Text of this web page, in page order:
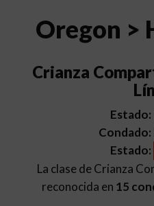
Oregon >
Crianza
Estado:
Condado:
Estado:
La clase de Crianza
reconocida en 15